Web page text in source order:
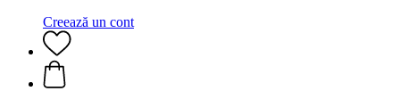
Creează un cont